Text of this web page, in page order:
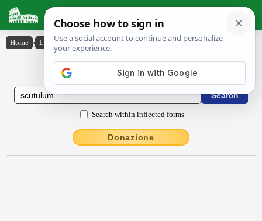
Latin Dictionary
Home › Latin-English › scūtŭlum
Latin to English Dictionary
Search within inflected forms
Donazione